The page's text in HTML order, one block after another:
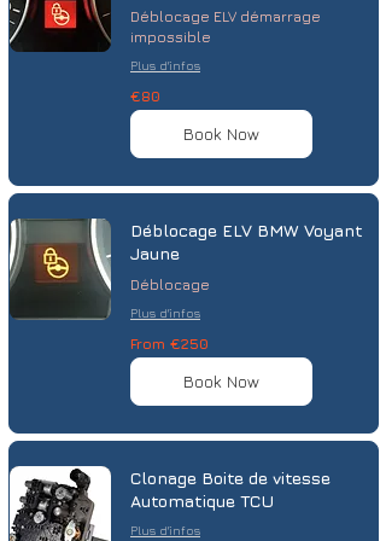
Déblocage ELV démarrage
impossible
Plus d'infos
80
euros
€80
Book Now
Déblocage ELV BMW Voyant
Jaune
Déblocage
Plus d'infos
From
250
euros
From €250
Book Now
Clonage Boite de vitesse
Automatique TCU
Plus d'infos